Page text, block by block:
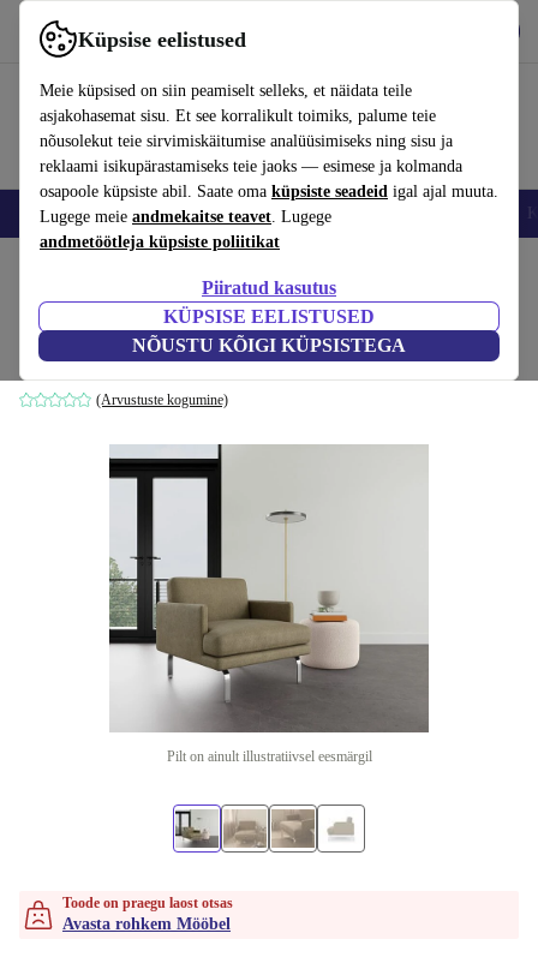
Küpsise eelistused
Meie küpsised on siin peamiselt selleks, et näidata teile
asjakohasemat sisu. Et see korralikult toimiks, palume teie
nõusolekut teie sirvimiskäitumise analüüsimiseks ning sisu ja
reklaami isikupärastamiseks teie jaoks — esimese ja kolmanda
osapoole küpsiste abil. Saate oma küpsiste seadeid igal ajal muuta.
Lugege meie andmekaitse teavet. Lugege
andmetöötleja küpsiste poliitikat
Piiratud kasutus
KÜPSISE EELISTUSED
NÕUSTU KÕIGI KÜPSISTEGA
Kasuta rakendust refurbed kiirelt ja lihtsalt
Nutitelefoni Sülearvutid Tahvelarvutid Nutikellad
Ernest tugitool Moonlight Lark
pruun
(Arvustuste kogumine)
Pilt on ainult illustratiivsel eesmärgil
Toode on praegu laost otsas
Avasta rohkem Mööbel